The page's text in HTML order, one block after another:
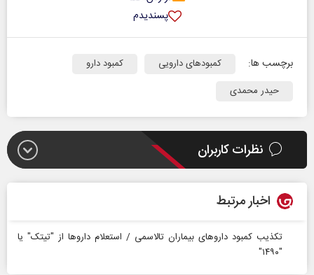
پسندیدم
برچسب ها: کمبودهای دارویی
کمبود دارو
حیدر محمدی
نظرات کاربران
اخبار مرتبط
تکذیب کمبود داروهای بیماران تالاسمی / استعلام داروها از "تیتک" یا
"۱۴۹۰"